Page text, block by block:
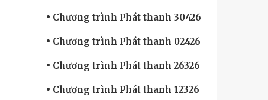
Chương trình Phát thanh 30426
Chương trình Phát thanh 02426
Chương trình Phát thanh 26326
Chương trình Phát thanh 12326